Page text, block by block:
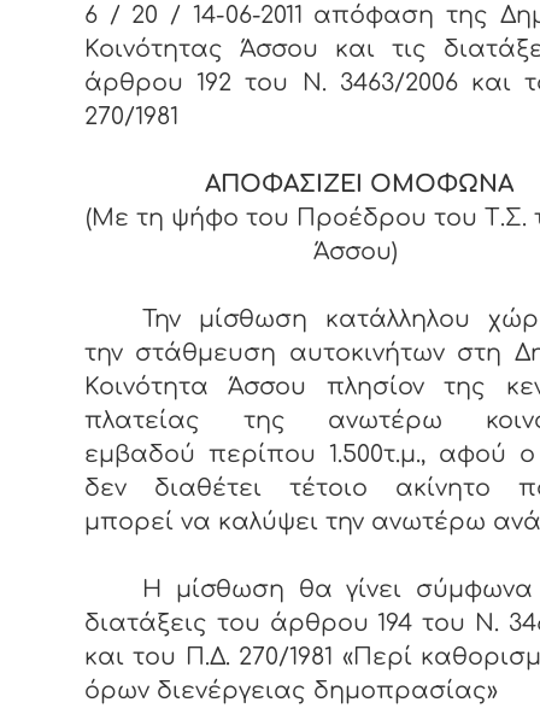
6 / 20 / 14-06-2011 απόφαση της
Κοινότητας Άσσου και τις
άρθρου 192 του Ν. 3463/2006 και
270/1981
ΑΠΟΦΑΣΙΖΕΙ ΟΜΟΦΩΝΑ
(Με τη ψήφο του Προέδρου του Τ.Σ.
Άσσου)
Την μίσθωση κατάλληλου
την στάθμευση αυτοκινήτων στη
Κοινότητα Άσσου πλησίον της
πλατείας της ανωτέρω
εμβαδού περίπου 1.500τ.μ., αφού
δεν διαθέτει τέτοιο ακίνητο
μπορεί να καλύψει την ανωτέρω
Η μίσθωση θα γίνει σύμφωνα
διατάξεις του άρθρου 194 του Ν.
και του Π.Δ. 270/1981 «Περί
όρων διενέργειας δημοπρασίας»